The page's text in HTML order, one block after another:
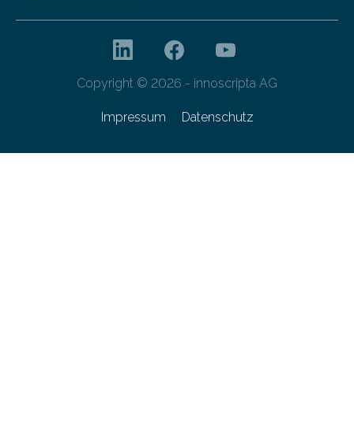
Copyright © 2026 - innoscripta AG
Impressum Datenschutz